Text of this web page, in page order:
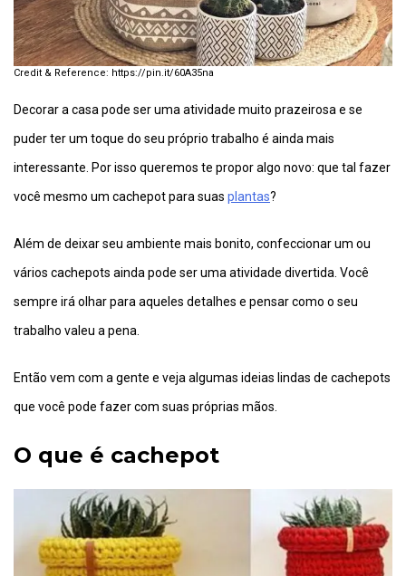
https://pin.it/60A35na
Decorar a casa pode ser uma atividade muito prazeirosa e se
puder ter um toque do seu próprio trabalho é ainda mais
interessante. Por isso queremos te propor algo novo: que tal fazer
você mesmo um cachepot para suas plantas?
Além de deixar seu ambiente mais bonito, confeccionar um ou
vários cachepots ainda pode ser uma atividade divertida. Você
sempre irá olhar para aqueles detalhes e pensar como o seu
trabalho valeu a pena.
Então vem com a gente e veja algumas ideias lindas de cachepots
que você pode fazer com suas próprias mãos.
O que é cachepot